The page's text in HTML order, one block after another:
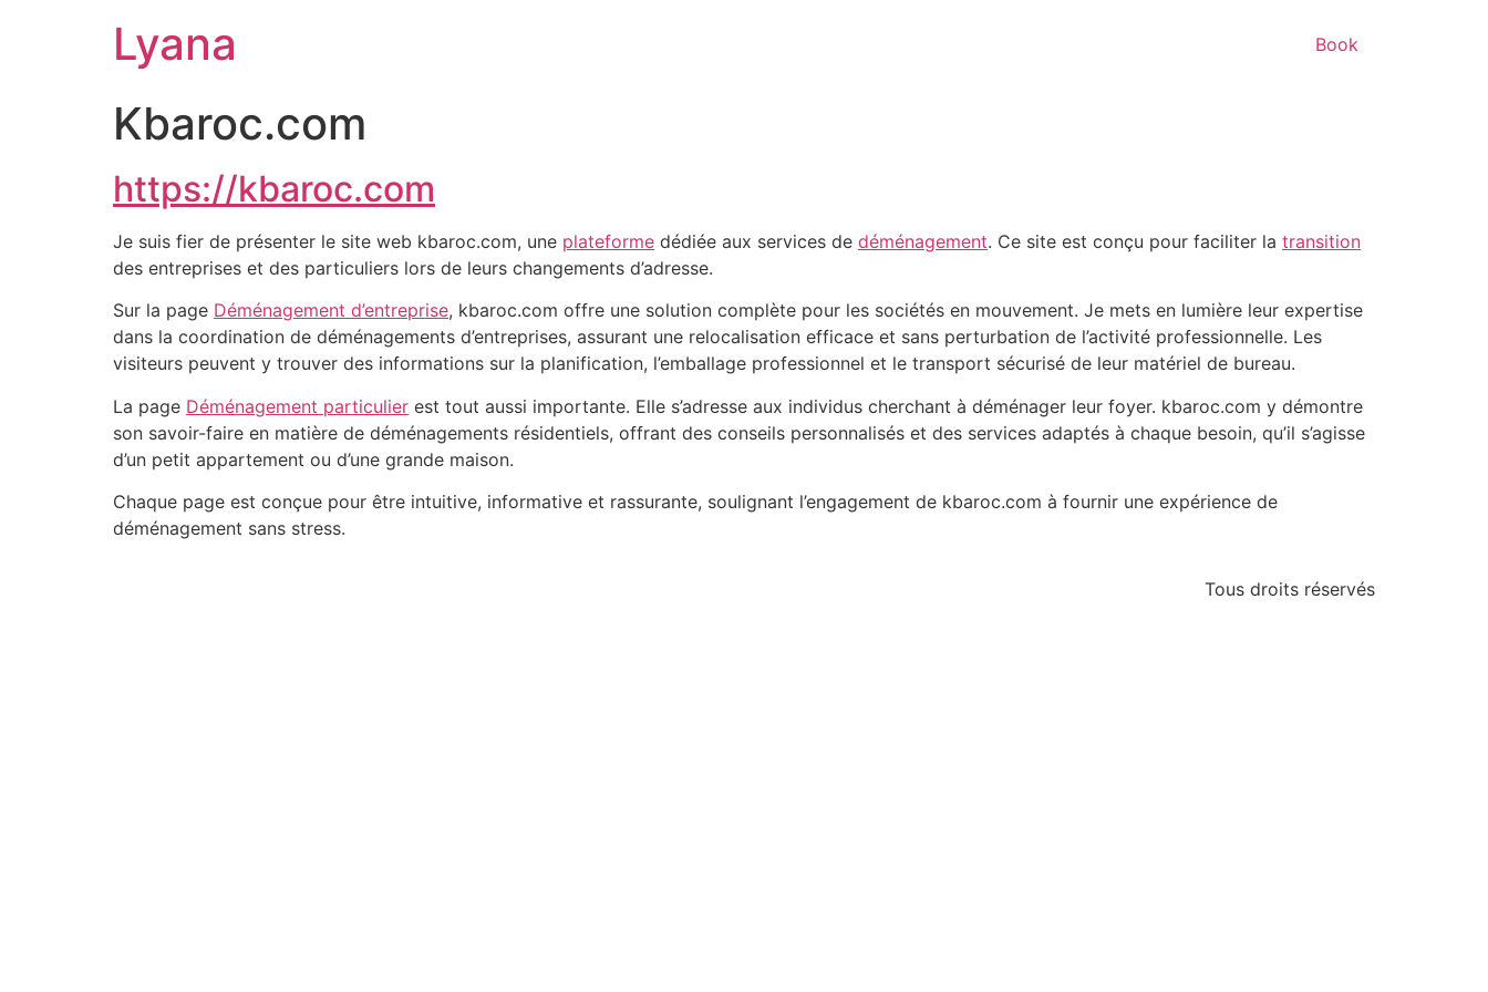
Lyana Book
Kbaroc.com
https://kbaroc.com
Je suis fier de présenter le site web kbaroc.com, une plateforme dédiée aux services de déménagement. Ce site est conçu pour faciliter la transition
des entreprises et des particuliers lors de leurs changements d’adresse.
Sur la page Déménagement d’entreprise, kbaroc.com offre une solution complète pour les sociétés en mouvement. Je mets en lumière leur expertise
dans la coordination de déménagements d’entreprises, assurant une relocalisation efficace et sans perturbation de l’activité professionnelle. Les
visiteurs peuvent y trouver des informations sur la planification, l’emballage professionnel et le transport sécurisé de leur matériel de bureau.
La page Déménagement particulier est tout aussi importante. Elle s’adresse aux individus cherchant à déménager leur foyer. kbaroc.com y démontre
son savoir-faire en matière de déménagements résidentiels, offrant des conseils personnalisés et des services adaptés à chaque besoin, qu’il s’agisse
d’un petit appartement ou d’une grande maison.
Chaque page est conçue pour être intuitive, informative et rassurante, soulignant l’engagement de kbaroc.com à fournir une expérience de
déménagement sans stress.
Tous droits réservés